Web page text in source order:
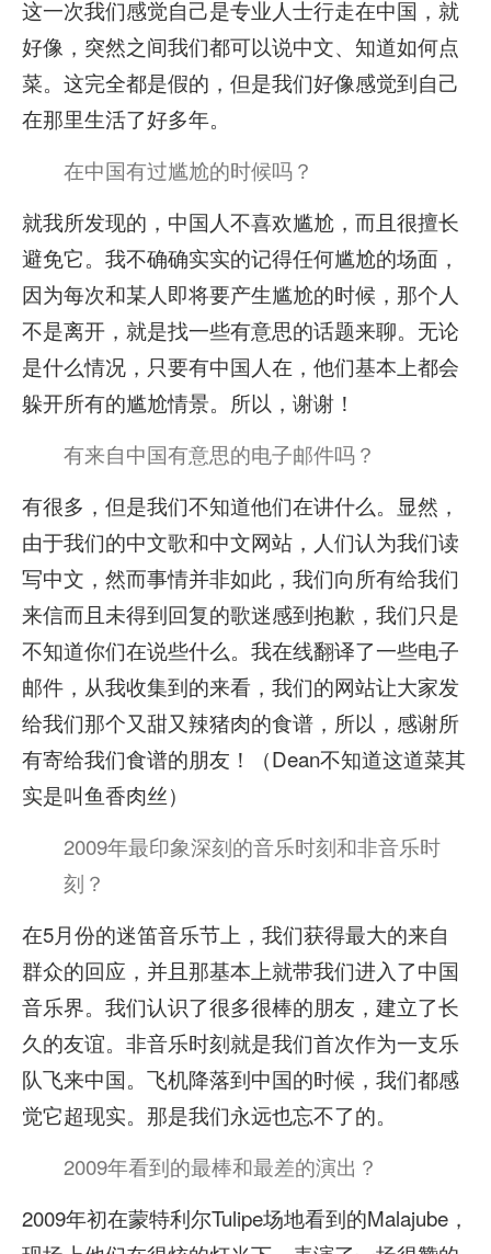
这一次我们感觉自己是专业人士行走在中国，就
好像，突然之间我们都可以说中文、知道如何点
菜。这完全都是假的，但是我们好像感觉到自己
在那里生活了好多年。
在中国有过尴尬的时候吗？
就我所发现的，中国人不喜欢尴尬，而且很擅长
避免它。我不确确实实的记得任何尴尬的场面，
因为每次和某人即将要产生尴尬的时候，那个人
不是离开，就是找一些有意思的话题来聊。无论
是什么情况，只要有中国人在，他们基本上都会
躲开所有的尴尬情景。所以，谢谢！
有来自中国有意思的电子邮件吗？
有很多，但是我们不知道他们在讲什么。显然，
由于我们的中文歌和中文网站，人们认为我们读
写中文，然而事情并非如此，我们向所有给我们
来信而且未得到回复的歌迷感到抱歉，我们只是
不知道你们在说些什么。我在线翻译了一些电子
邮件，从我收集到的来看，我们的网站让大家发
给我们那个又甜又辣猪肉的食谱，所以，感谢所
有寄给我们食谱的朋友！（Dean不知道这道菜其
实是叫鱼香肉丝）
2009年最印象深刻的音乐时刻和非音乐时
刻？
在5月份的迷笛音乐节上，我们获得最大的来自
群众的回应，并且那基本上就带我们进入了中国
音乐界。我们认识了很多很棒的朋友，建立了长
久的友谊。非音乐时刻就是我们首次作为一支乐
队飞来中国。飞机降落到中国的时候，我们都感
觉它超现实。那是我们永远也忘不了的。
2009年看到的最棒和最差的演出？
2009年初在蒙特利尔Tulipe场地看到的Malajube，